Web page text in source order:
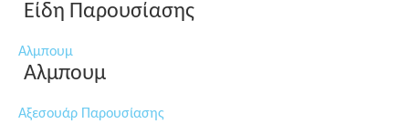
Είδη Παρουσίασης
Αλμπουμ
Αλμπουμ
Αξεσουάρ Παρουσίασης